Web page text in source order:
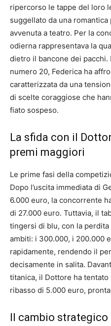
ripercorso le tappe del loro
suggellato da una
avvenuta a teatro. Per la
odierna rappresentava la
dietro il bancone dei pacchi.
numero 20, Federica ha
caratterizzata da una
di scelte coraggiose che
fiato sospeso.
La sfida con il
premi maggiori
Le prime fasi della
Dopo l’uscita immediata di
6.000 euro, la concorrente
di 27.000 euro. Tuttavia, il
tingersi di blu, con la
ambiti: i 300.000, i 200.000
rapidamente, rendendo il
decisamente in salita.
titanica, il Dottore ha tentato
ribasso di 5.000 euro,
Il cambio